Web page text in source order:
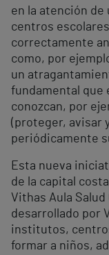
en la atención de
centros
correctamente
como, por
un
fundamental que
conozcan, por
(proteger, avisar
periódicamente
Esta nueva
de la capital
Vithas Aula
desarrollado por
institutos,
formar a niños,